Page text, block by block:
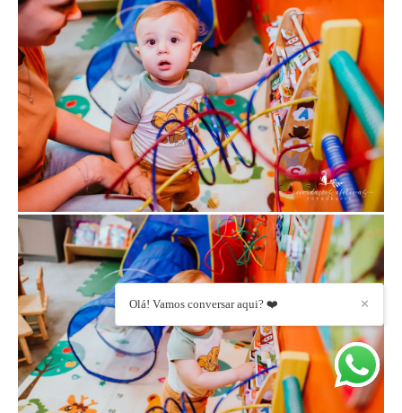
✕
Olá! Vamos conversar aqui? ❤️